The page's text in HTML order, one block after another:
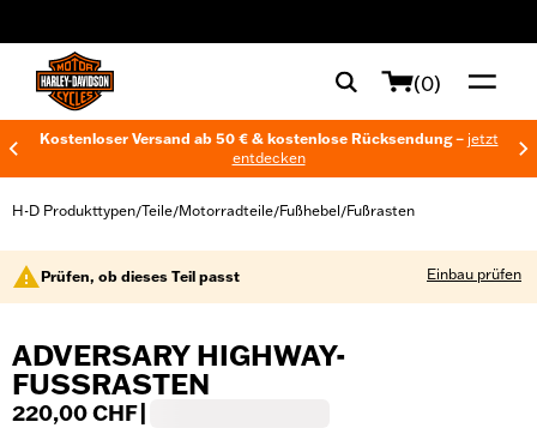
(0)
Kostenloser Versand ab 50 € & kostenlose Rücksendung – jetzt
entdecken
H-D Produkttypen/Teile/Motorradteile/Fußhebel/Fußrasten
Prüfen, ob dieses Teil passt Einbau prüfen
ADVERSARY HIGHWAY-
FUSSRASTEN
220,00 CHF